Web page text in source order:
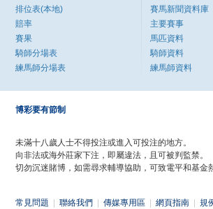
排位表(本地)
賠率
賽果
騎師分場表
練馬師分場表
賽馬新聞資料庫
主要賽事
馬匹資料
騎師資料
練馬師資料
博彩要有節制
未滿十八歲人士不得投注或進入可投注的地方。
向非法或海外莊家下注，即屬違法，且可被判監禁。
切勿沉迷賭博，如需尋求輔導協助，可致電平和基金
常見問題 聯絡我們 傳媒專用區 網頁指南 規